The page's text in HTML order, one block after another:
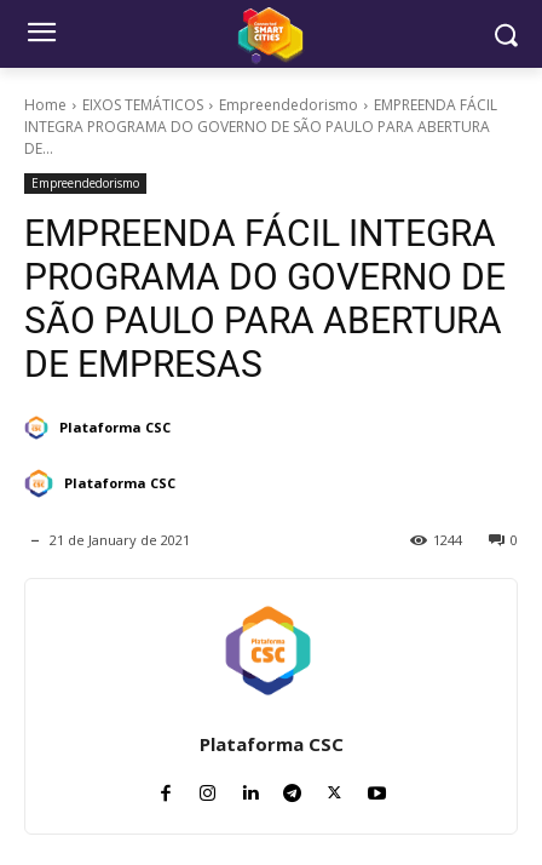
Home EIXOS TEMÁTICOS Empreendedorismo
EMPREENDA FÁCIL
INTEGRA PROGRAMA DO GOVERNO DE SÃO PAULO PARA ABERTURA
DE...
Empreendedorismo
EMPREENDA FÁCIL INTEGRA
PROGRAMA DO GOVERNO DE
SÃO PAULO PARA ABERTURA
DE EMPRESAS
Plataforma CSC
Plataforma CSC
21 de January de 2021 0
1244
Plataforma CSC